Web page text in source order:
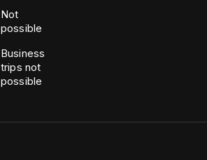
Not
possible
Business
trips not
possible